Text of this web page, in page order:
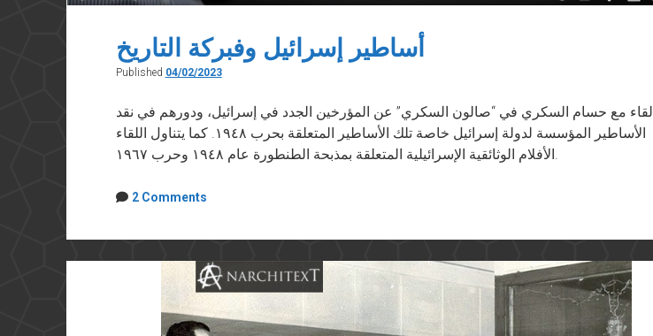
أساطير إسرائيل وفبركة التاريخ
Published 04/02/2023
لقاء مع حسام السكري في “صالون السكري” عن المؤرخين الجدد في إسرائيل، ودورهم في نقد
الأساطير المؤسسة لدولة إسرائيل خاصة تلك الأساطير المتعلقة بحرب ١٩٤٨. كما يتناول اللقاء
2 Comments